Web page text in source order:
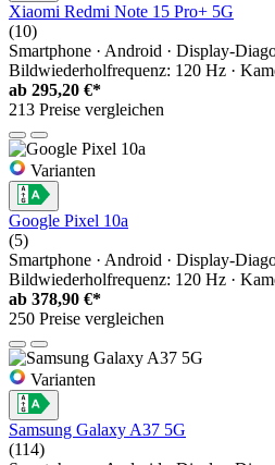
Xiaomi Redmi Note 15 Pro+ 5G
(10)
Smartphone · Android · Display-
Bildwiederholfrequenz: 120 Hz ·
ab 295,20 €*
213 Preise vergleichen
Varianten
Google Pixel 10a
(5)
Smartphone · Android · Display-
Bildwiederholfrequenz: 120 Hz ·
ab 378,90 €*
250 Preise vergleichen
Varianten
Samsung Galaxy A37 5G
(114)